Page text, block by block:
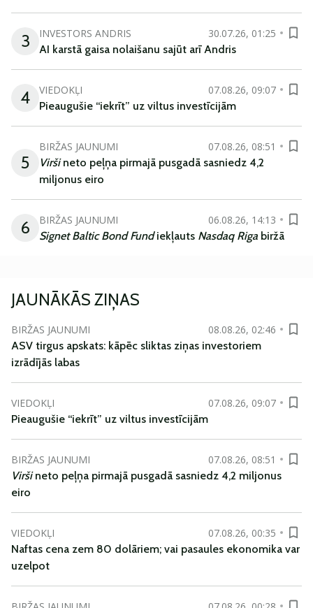
3 INVESTORS ANDRIS
30.07.26, 01:25
AI karstā gaisa nolaišanu sajūt arī Andris
4 VIEDOKĻI
07.08.26, 09:07
Pieaugušie “iekrīt” uz viltus investīcijām
5
BIRŽAS JAUNUMI
07.08.26, 08:51
Viršineto peļņa pirmajā pusgadā sasniedz 4,2
miljonus eiro
6 BIRŽAS JAUNUMI
06.08.26, 14:13
Signet Baltic Bond Fundiekļauts Nasdaq Riga biržā
JAUNĀKĀS ZIŅAS
BIRŽAS JAUNUMI
08.08.26, 02:46
ASV tirgus apskats: kāpēc sliktas ziņas investoriem
izrādījās labas
VIEDOKĻI
07.08.26, 09:07
Pieaugušie “iekrīt” uz viltus investīcijām
BIRŽAS JAUNUMI
07.08.26, 08:51
Viršineto peļņa pirmajā pusgadā sasniedz 4,2 miljonus
eiro
VIEDOKĻI
07.08.26, 00:35
Naftas cena zem 80 dolāriem; vai pasaules ekonomika var
uzelpot